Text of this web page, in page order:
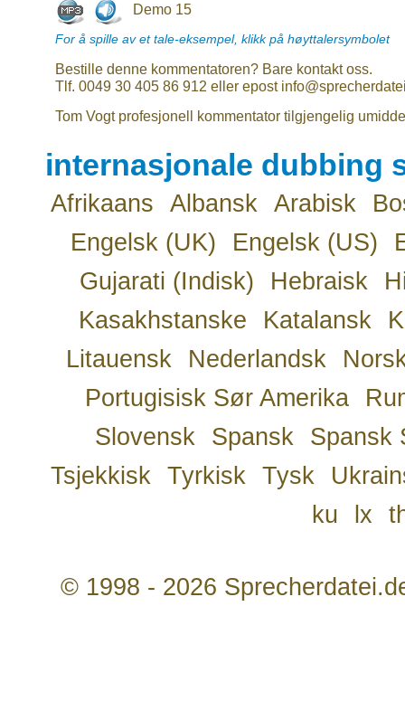
Demo 15
For å spille av et tale-eksempel, klikk på høyttalersymbolet
Bestille denne kommentatoren? Bare kontakt oss.
Tlf. 0049 30 405 86 912 eller epost
Tom Vogt profesjonell kommentator tilgjengelig
internasjonale dubbing
Afrikaans Albansk Arabisk
Engelsk (UK)
Engelsk (US)
Gujarati (Indisk)
Hebraisk
Kasakhstanske
Katalansk
Litauensk
Nederlandsk
Portugisisk Sør Amerika
Slovensk
Spansk
Spansk
Tsjekkisk
Tyrkisk Tysk
ku
lx
© 1998 - 2026